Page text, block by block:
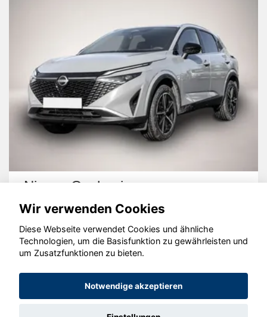
Nissan Qashqai
© konjunkturmotor.de GmbH 2020 - 2026
Wir verwenden Cookies
Diese Webseite verwendet Cookies und ähnliche
Technologien, um die Basisfunktion zu gewährleisten und
um Zusatzfunktionen zu bieten.
Notwendige akzeptieren